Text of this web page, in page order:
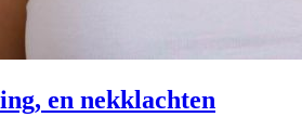
en nekklachten